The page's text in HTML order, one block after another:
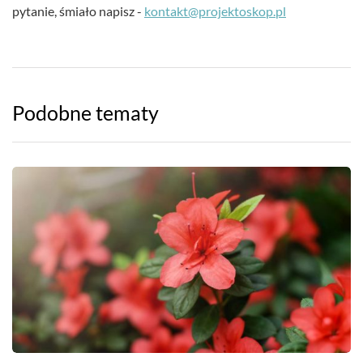
pytanie, śmiało napisz - kontakt@projektoskop.pl
Podobne tematy